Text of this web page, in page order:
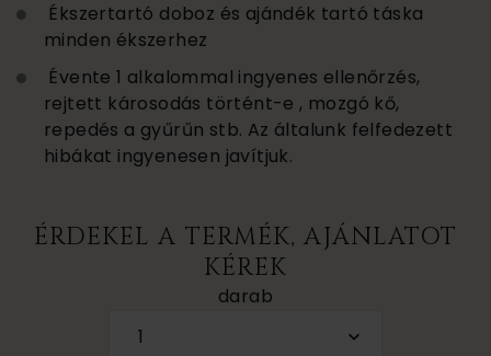
Ékszertartó doboz és ajándék tartó táska
minden ékszerhez
Évente 1 alkalommal ingyenes ellenőrzés,
rejtett károsodás történt-e , mozgó kő,
repedés a gyűrűn stb. Az általunk felfedezett
hibákat ingyenesen javítjuk.
ÉRDEKEL A TERMÉK, AJÁNLATOT
KÉREK
darab
1